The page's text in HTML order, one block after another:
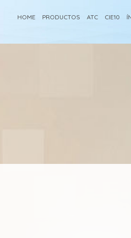
HOME PRODUCTOS ATC CIE10